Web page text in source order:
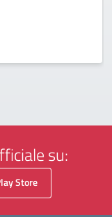
su:
Store